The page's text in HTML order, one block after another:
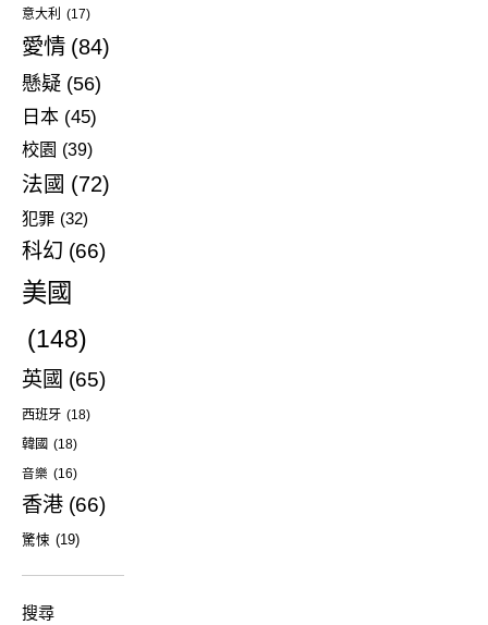
意大利 (17)
愛情 (84)
懸疑 (56)
日本 (45)
校園 (39)
法國 (72)
犯罪 (32)
科幻 (66)
美國
(148)
英國 (65)
西班牙 (18)
韓國 (18)
音樂 (16)
香港 (66)
驚悚 (19)
搜尋